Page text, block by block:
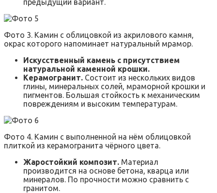
Фото 3. Камин с облицовкой из акрилового камня,
окрас которого напоминает натуральный мрамор.
Искусственный камень с присутствием
натуральной каменной крошки.
Керамогранит. Состоит из нескольких видов
глины, минеральных солей, мраморной крошки и
пигментов. Большая стойкость к механическим
повреждениям и высоким температурам.
Фото 4. Камин с выполненной на нём облицовкой
плиткой из керамогранита чёрного цвета.
Жаростойкий композит. Материал
производится на основе бетона, кварца или
минералов. По прочности можно сравнить с
гранитом.